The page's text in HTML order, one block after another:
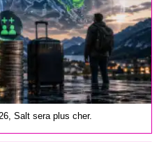
Salt sera plus cher.